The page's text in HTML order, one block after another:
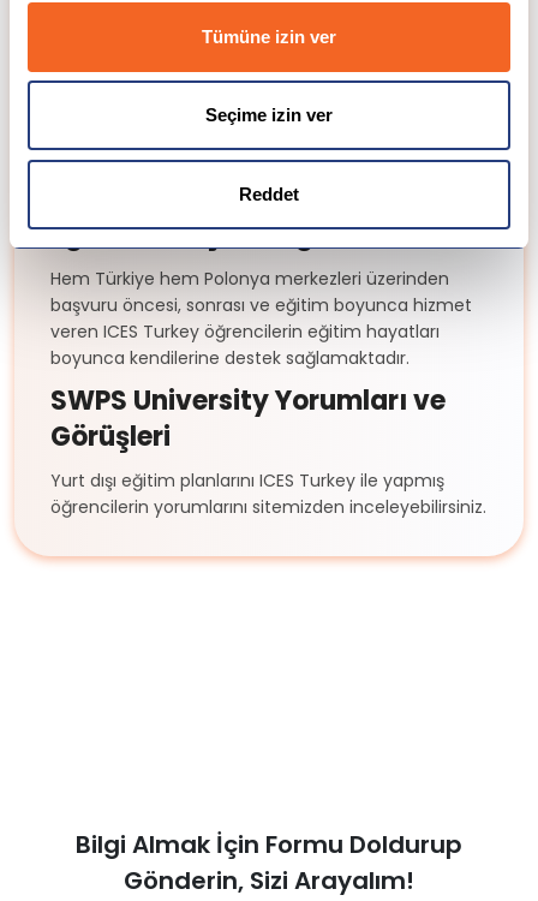
Tümüne izin ver
Seçime izin ver
Reddet
detaylı yardım sağlayabilmektedir. Gerekli belgeler
içinÖğrenci Vizesisayfasını ziyaret edebilirsiniz.
Neden ICES Turkey Yurtdışı
Eğitim Danışmanlığı?
Hem Türkiye hem Polonya merkezleri üzerinden
başvuru öncesi, sonrası ve eğitim boyunca hizmet
veren ICES Turkey öğrencilerin eğitim hayatları
boyunca kendilerine destek sağlamaktadır.
SWPS University Yorumları ve
Görüşleri
Yurt dışı eğitim planlarını ICES Turkey ile yapmış
öğrencilerin yorumlarını sitemizden inceleyebilirsiniz.
Bilgi Almak İçin Formu Doldurup
Gönderin, Sizi Arayalım!